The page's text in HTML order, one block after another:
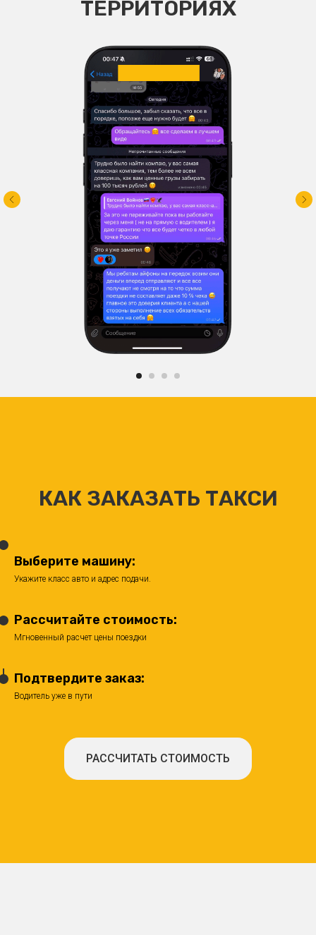
ТЕРРИТОРИЯХ
КАК ЗАКАЗАТЬ ТАКСИ
Выберите машину:
Укажите класс авто и адрес подачи.
Рассчитайте стоимость:
Мгновенный расчет цены поездки
Подтвердите заказ:
Водитель уже в пути
РАССЧИТАТЬ СТОИМОСТЬ